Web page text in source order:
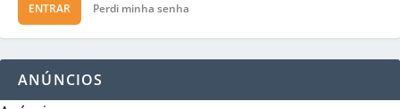
ENTRAR Perdi minha senha
ANÚNCIOS